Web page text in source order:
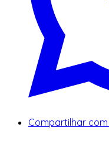
Compartilhar com